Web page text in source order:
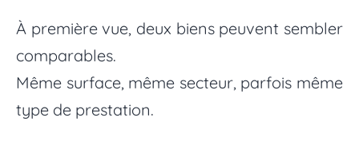
À première vue, deux biens peuvent sembler
comparables.
Même surface, même secteur, parfois même
type de prestation.